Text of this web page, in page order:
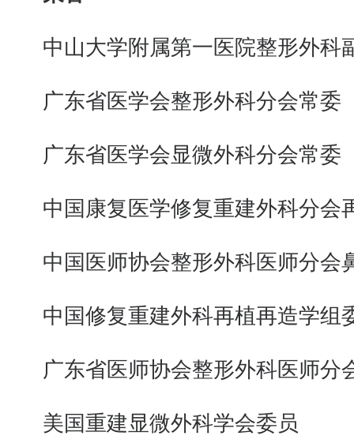
中山大学附属第一医院整形外科
广东省医学会整形外科分会常委
广东省医学会显微外科分会常委
中国康复医学修复重建外科分会
中国医师协会整形外科医师分会
中国修复重建外科再植再造学组
广东省医师协会整形外科医师分
美国重建显微外科学会委员